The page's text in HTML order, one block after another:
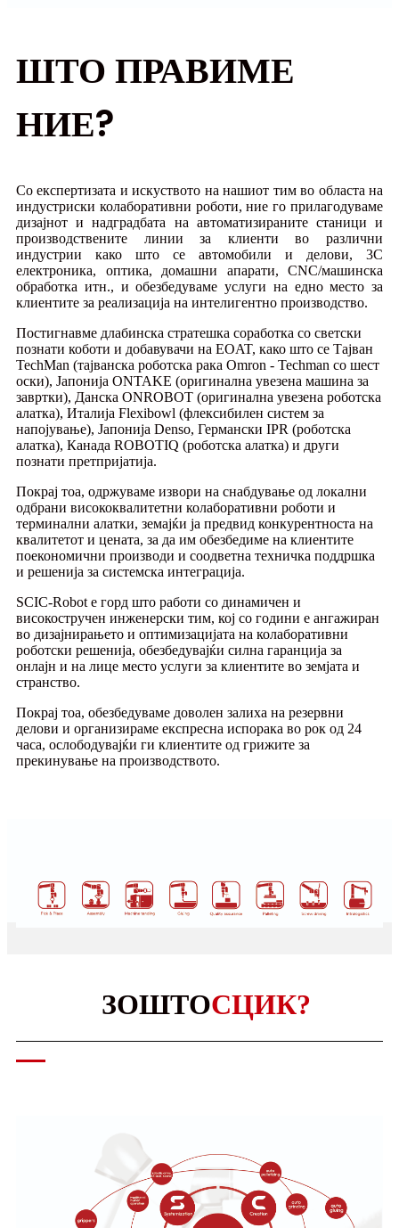
ШТО ПРАВИМЕ
НИЕ?
Со експертизата и искуството на нашиот тим во областа на
индустриски колаборативни роботи, ние го прилагодуваме
дизајнот и надградбата на автоматизираните станици и
производствените линии за клиенти во различни
индустрии како што се автомобили и делови, 3C
електроника, оптика, домашни апарати, CNC/машинска
обработка итн., и обезбедуваме услуги на едно место за
клиентите за реализација на интелигентно производство.
Постигнавме длабинска стратешка соработка со светски
познати коботи и добавувачи на EOAT, како што се Тајван
TechMan (тајванска роботска рака Omron - Techman со шест
оски), Јапонија ONTAKE (оригинална увезена машина за
завртки), Данска ONROBOT (оригинална увезена роботска
алатка), Италија Flexibowl (флексибилен систем за
напојување), Јапонија Denso, Германски IPR (роботска
алатка), Канада ROBOTIQ (роботска алатка) и други
познати претпријатија.
Покрај тоа, одржуваме извори на снабдување од локални
одбрани висококвалитетни колаборативни роботи и
терминални алатки, земајќи ја предвид конкурентноста на
квалитетот и цената, за да им обезбедиме на клиентите
поекономични производи и соодветна техничка поддршка
и решенија за системска интеграција.
SCIC-Robot е горд што работи со динамичен и
високостручен инженерски тим, кој со години е ангажиран
во дизајнирањето и оптимизацијата на колаборативни
роботски решенија, обезбедувајќи силна гаранција за
онлајн и на лице место услуги за клиентите во земјата и
странство.
Покрај тоа, обезбедуваме доволен залиха на резервни
делови и организираме експресна испорака во рок од 24
часа, ослободувајќи ги клиентите од грижите за
прекинување на производството.
ЗОШТОСЦИК?